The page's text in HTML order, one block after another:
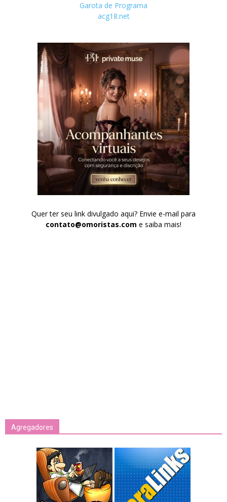
Garota de Programa
acg18.net
Quer ter seu link divulgado aqui? Envie e-mail para
contato@omoristas.com e saiba mais!
Agregadores